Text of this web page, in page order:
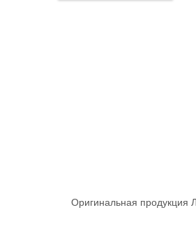
Оригинальная продукция